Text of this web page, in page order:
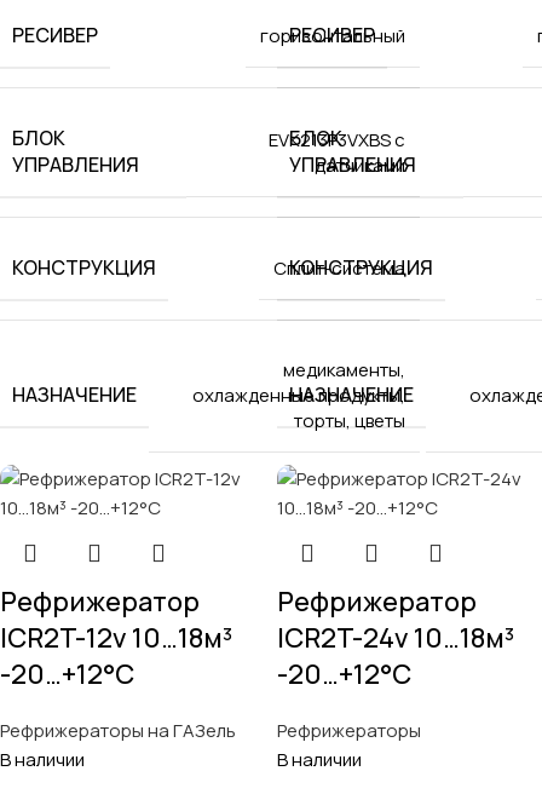
РЕСИВЕР горизонтальный
БЛОК
УПРАВЛЕНИЯ
EVK213P3VXBS с
датчиками
КОНСТРУКЦИЯ Сплит-система
НАЗНАЧЕНИЕ
медикаменты,
охлажденные продукты,
торты, цветы
РЕСИВЕР
БЛОК
УПРАВЛЕНИЯ
КОНСТРУКЦИЯ
НАЗНАЧЕНИЕ
Рефрижератор
ICR2T-12v 10…18м³
-20…+12°C
Рефрижераторы на ГАЗель
В наличии
Рефрижератор
ICR2T-24v 10…18м³
-20…+12°C
Рефрижераторы
В наличии